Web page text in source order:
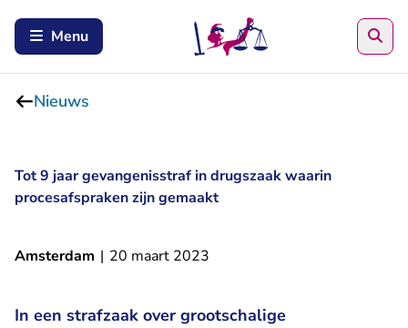
Menu
Nieuws
Tot 9 jaar gevangenisstraf in drugszaak waarin
procesafspraken zijn gemaakt
Amsterdam | 20 maart 2023
In een strafzaak over grootschalige